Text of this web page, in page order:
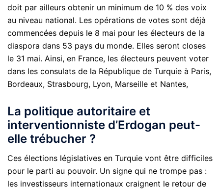
doit par ailleurs obtenir un minimum de 10 % des voix
au niveau national. Les opérations de votes sont déjà
commencées depuis le 8 mai pour les électeurs de la
diaspora dans 53 pays du monde. Elles seront closes
le 31 mai. Ainsi, en France, les électeurs peuvent voter
dans les consulats de la République de Turquie à Paris,
Bordeaux, Strasbourg, Lyon, Marseille et Nantes,
La politique autoritaire et
interventionniste d’Erdogan peut-
elle trébucher ?
Ces élections législatives en Turquie vont être difficiles
pour le parti au pouvoir. Un signe qui ne trompe pas :
les investisseurs internationaux craignent le retour de